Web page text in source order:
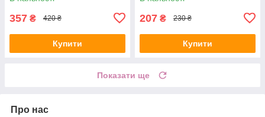
357 ₴ 420 ₴
Купити
207 ₴ 230 ₴
Купити
Показати ще
Про нас